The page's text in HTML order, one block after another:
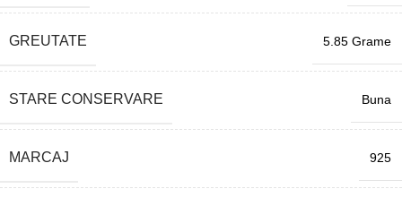
GREUTATE 5.85 Grame
STARE CONSERVARE Buna
MARCAJ 925